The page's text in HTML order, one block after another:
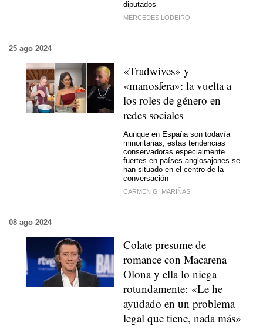
diputados
MERCEDES LODEIRO
25 ago 2024
«Tradwives» y
«manosfera»: la vuelta a
los roles de género en
redes sociales
Aunque en España son todavía
minoritarias, estas tendencias
conservadoras especialmente
fuertes en países anglosajones se
han situado en el centro de la
conversación
CARMEN G. MARIÑAS
08 ago 2024
Colate presume de
romance con Macarena
Olona y ella lo niega
rotundamente: «Le he
ayudado en un problema
legal que tiene, nada más»